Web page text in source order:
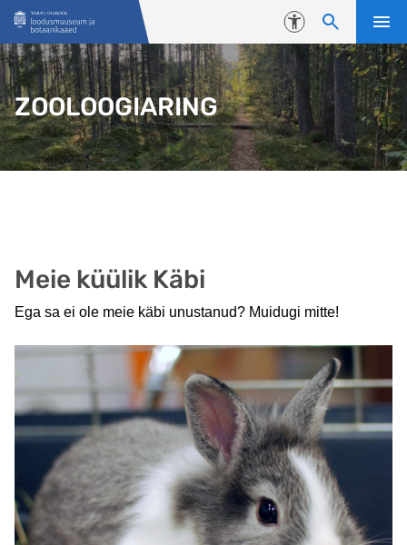
Liigu edasi põhisisu juurde
Juurdepääsetavus
ZOOLOOGIARING
Meie küülik Käbi
Ega sa ei ole meie käbi unustanud? Muidugi mitte!